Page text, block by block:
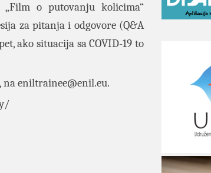
o putovanju kolicima“
za pitanja i odgovore (Q&A
ako situacija sa COVID-19 to
naeniltrainee@enil.eu.